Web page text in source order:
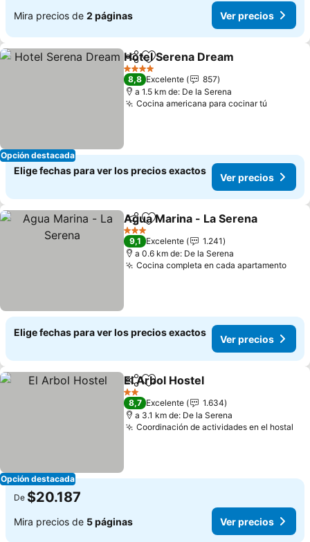
Mira precios de 2 páginas Ver precios
Opción destacada
CompartirAgregar a favoritos
Hotel Serena Dream
4 Estrellas
8,8 Excelente
857
a 1.5 km de: De la Serena
Cocina americana para cocinar tú
Elige fechas para ver los precios exactos
Ver precios
CompartirAgregar a favoritos
Agua Marina - La Serena
3 Estrellas
9,1 Excelente
1.241
a 0.6 km de: De la Serena
Cocina completa en cada apartamento
Elige fechas para ver los precios exactos
Ver precios
Opción destacada
CompartirAgregar a favoritos
El Arbol Hostel
2 Estrellas
8,7 Excelente
1.634
a 3.1 km de: De la Serena
Coordinación de actividades en el hostal
De $20.187
Mira precios de 5 páginas Ver precios